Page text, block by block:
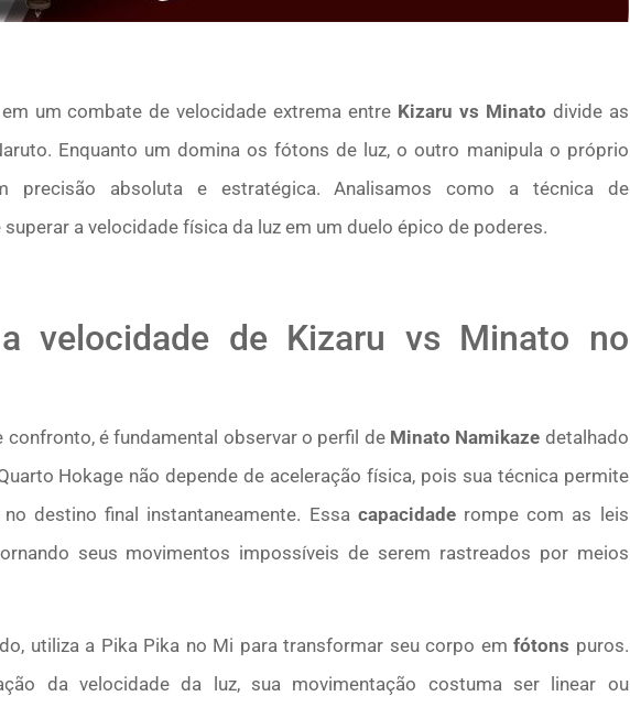
um combate de velocidade extrema entre Kizaru vs Minato divide as
Enquanto um domina os fótons de luz, o outro manipula o próprio
precisão absoluta e estratégica. Analisamos como a técnica de
a velocidade física da luz em um duelo épico de poderes.
velocidade de Kizaru vs Minato no
confronto, é fundamental observar o perfil de Minato Namikaze detalhado
Hokage não depende de aceleração física, pois sua técnica permite
destino final instantaneamente. Essa capacidaderompe com as leis
seus movimentos impossíveis de serem rastreados por meios
utiliza a Pika Pika no Mi para transformar seu corpo emfótons puros.
da velocidade da luz, sua movimentação costuma ser linear ou